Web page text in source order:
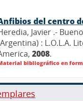
del centro
Javier .-
: L.O.L.A.
2008.
bibliográfico en